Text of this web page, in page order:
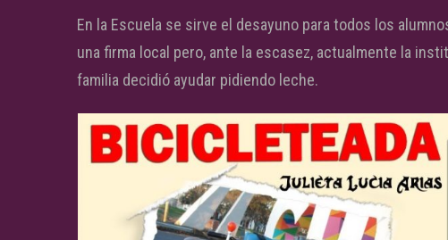
En la Escuela se sirve el desayuno para todos los
una firma local pero, ante la escasez, actualmente la
familia decidió ayudar pidiendo leche.